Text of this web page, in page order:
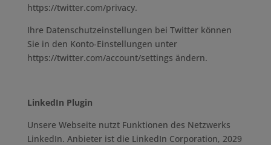
https://twitter.com/privacy.
Ihre Datenschutzeinstellungen bei Twitter können
Sie in den Konto-Einstellungen unter
https://twitter.com/account/settings ändern.
LinkedIn Plugin
Unsere Webseite nutzt Funktionen des Netzwerks
LinkedIn. Anbieter ist die LinkedIn Corporation, 2029